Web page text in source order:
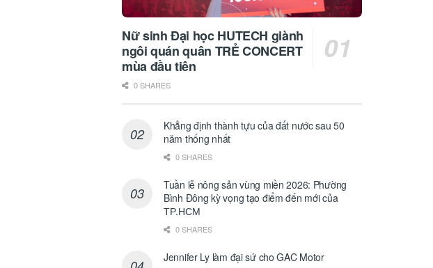
Nữ sinh Đại học HUTECH giành
ngôi quán quân TRẺ CONCERT
mùa đầu tiên
0 SHARES
Khẳng định thành tựu của đất nước sau 50
năm thống nhất
0 SHARES
Tuần lễ nông sản vùng miền 2026: Phường
Bình Đông kỳ vọng tạo điểm đến mới của
ТР.НСМ
0 SHARES
Jennifer Ly làm đại sứ cho GAC Motor